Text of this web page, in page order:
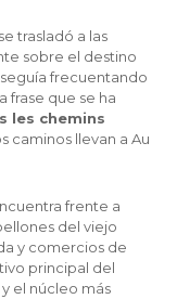
trasladó a las
sobre el destino
frecuentando
frase que se ha
les chemins
caminos llevan a Au
frente a
del viejo
y comercios de
principal del
el núcleo más